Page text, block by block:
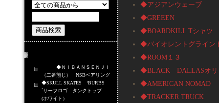
◆ＮＩＢＡＮＳＥＮＪＩ
（二番煎じ） NSBベアリング
◆SKULL SKATES ‘BURBS
`サーフロゴ タンクトップ
(ホワイト）
◆アジアンウェーブ
◆GREEEN
◆BOARDKILL Tシャツ
◆バイオレントグライン
◆ROOM１３
◆BLACK DALLASオリ
◆AMERICAN NOMAD
◆TRACKER TRUCK